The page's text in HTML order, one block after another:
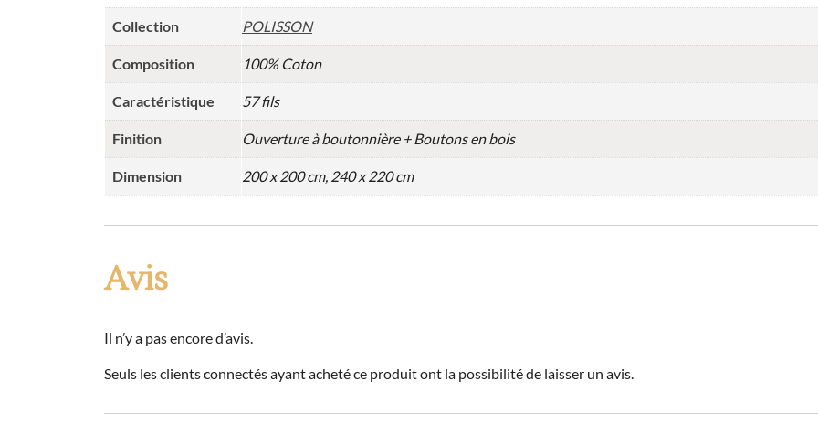
Collection POLISSON
Composition 100% Coton
Caractéristique 57 fils
Finition Ouverture à boutonnière + Boutons en bois
Dimension 200 x 200 cm, 240 x 220 cm
Avis
Il n’y a pas encore d’avis.
Seuls les clients connectés ayant acheté ce produit ont la possibilité de laisser un avis.